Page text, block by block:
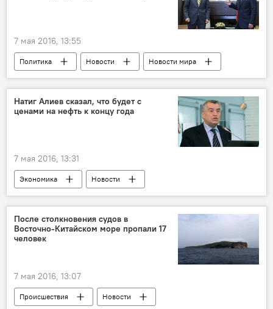
7 мая 2016, 13:55
Политика Новости
Новости мира
Россия
Натиг Алиев сказал, что будет с
ценами на нефть к концу года
7 мая 2016, 13:31
Экономика
Новости
Новости мира
После столкновения судов в
Восточно-Китайском море пропали 17
человек
7 мая 2016, 13:07
Происшествия Новости